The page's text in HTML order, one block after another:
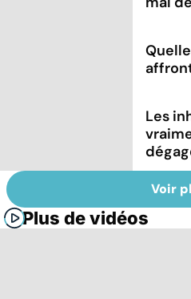
Les
Voir
Plus de vidéos